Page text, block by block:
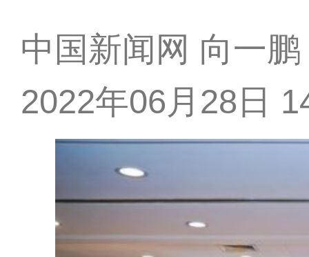
中国新闻网 向一
2022年06月28日